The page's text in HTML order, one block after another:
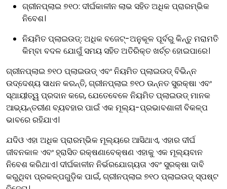
ଗ୍ରୀନପ୍ଲାଇ ୭୧୦: ଦୀର୍ଘକାଳୀନ ଲାଭ ସହିତ ଅଧିକ ପ୍ରାରମ୍ଭିକ
ନିବେଶ।
ନିୟମିତ ପ୍ଲାଇଉଡ୍: ଅଧିକ ବଜେଟ୍-ଅନୁକୂଳ ପୂର୍ବରୁ କିନ୍ତୁ ମରାମତି
କିମ୍ବା ବଦଳ ଯୋଗୁଁ ସମୟ ସହିତ ଅତିରିକ୍ତ ଖର୍ଚ୍ଚ ହୋଇପାରେ।
ଗ୍ରୀନପ୍ଲାଇ ୭୧୦ ପ୍ଲାଇଉଡ୍ ଏବଂ ନିୟମିତ ପ୍ଲାଇଉଡ୍ ବିଭିନ୍ନ
ଉଦ୍ଦେଶ୍ୟ ସାଧନ କରନ୍ତି, ଗ୍ରୀନପ୍ଲାଇ ୭୧୦ ଉନ୍ନତ ସୁରକ୍ଷା ଏବଂ
ସ୍ଥାୟୀତ୍ୱ ପ୍ରଦାନ କରେ, ଯେତେବେଳେ ନିୟମିତ ପ୍ଲାଇଉଡ୍ ମାନକ
ଆଭ୍ୟନ୍ତରୀଣ ବ୍ୟବହାର ପାଇଁ ଏକ ମୂଲ୍ୟ-ପ୍ରଭାବଶାଳୀ ବିକଳ୍ପ
ଭାବରେ ରହିଯାଏ।
ଯଦିଓ ଏହା ଅଧିକ ପ୍ରାରମ୍ଭିକ ମୂଲ୍ୟରେ ଆସିଥାଏ, ଏହାର ଦୀର୍ଘ
ଜୀବନକାଳ ଏବଂ ହ୍ରାସିତ ରକ୍ଷଣାବେକ୍ଷଣ ଏହାକୁ ଏକ ମୂଲ୍ୟବାନ
ନିବେଶ କରିଥାଏ। ଦୀର୍ଘକାଳୀନ ନିର୍ଭରଯୋଗ୍ୟତା ଏବଂ ସୁରକ୍ଷା ଦାବି
କରୁଥିବା ପ୍ରକଳ୍ପଗୁଡ଼ିକ ପାଇଁ, ଗ୍ରୀନପ୍ଲାଇ ୭୧୦ ପ୍ଲାଇଉଡ୍ ସ୍ପଷ୍ଟ